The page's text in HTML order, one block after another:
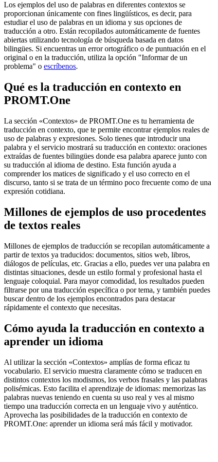
Los ejemplos del uso de palabras en diferentes contextos se
proporcionan únicamente con fines lingüísticos, es decir, para
estudiar el uso de palabras en un idioma y sus opciones de
traducción a otro. Están recopilados automáticamente de fuentes
abiertas utilizando tecnología de búsqueda basada en datos
bilingües. Si encuentras un error ortográfico o de puntuación en el
original o en la traducción, utiliza la opción "Informar de un
problema" o escríbenos.
Qué es la traducción en contexto en
PROMT.One
La sección «Contextos» de PROMT.One es tu herramienta de
traducción en contexto, que te permite encontrar ejemplos reales de
uso de palabras y expresiones. Solo tienes que introducir una
palabra y el servicio mostrará su traducción en contexto: oraciones
extraídas de fuentes bilingües donde esa palabra aparece junto con
su traducción al idioma de destino. Esta función ayuda a
comprender los matices de significado y el uso correcto en el
discurso, tanto si se trata de un término poco frecuente como de una
expresión cotidiana.
Millones de ejemplos de uso procedentes
de textos reales
Millones de ejemplos de traducción se recopilan automáticamente a
partir de textos ya traducidos: documentos, sitios web, libros,
diálogos de películas, etc. Gracias a ello, puedes ver una palabra en
distintas situaciones, desde un estilo formal y profesional hasta el
lenguaje coloquial. Para mayor comodidad, los resultados pueden
filtrarse por una traducción específica o por tema, y también puedes
buscar dentro de los ejemplos encontrados para destacar
rápidamente el contexto que necesitas.
Cómo ayuda la traducción en contexto a
aprender un idioma
Al utilizar la sección «Contextos» amplías de forma eficaz tu
vocabulario. El servicio muestra claramente cómo se traducen en
distintos contextos los modismos, los verbos frasales y las palabras
polisémicas. Esto facilita el aprendizaje de idiomas: memorizas las
palabras nuevas teniendo en cuenta su uso real y ves al mismo
tiempo una traducción correcta en un lenguaje vivo y auténtico.
Aprovecha las posibilidades de la traducción en contexto de
PROMT.One: aprender un idioma será más fácil y motivador.